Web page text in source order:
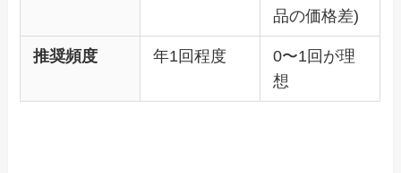
品の価格差)
推奨頻度 年1回程度
0〜1回が理
想